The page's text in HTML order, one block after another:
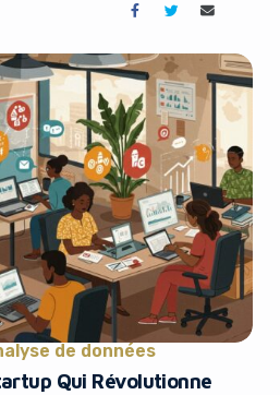
nigériane soutenue par Y
en Afrique. Face à une
brutale […]
de données
Qui Révolutionne